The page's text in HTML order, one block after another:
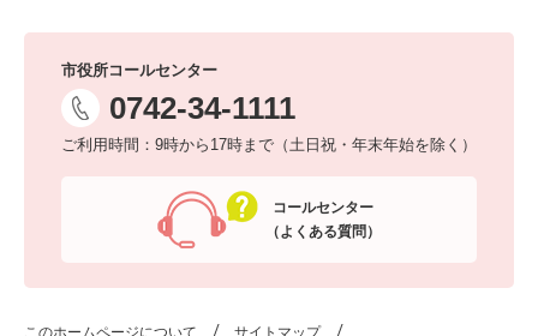
市役所コールセンター
0742-34-1111
ご利用時間：9時から17時まで（土日祝・年末年始を除く）
コールセンター
（よくある質問）
このホームページについて サイトマップ